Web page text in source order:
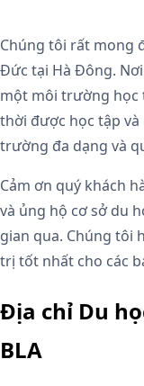
Chúng tôi rất mong
Đức tại Hà Đông.
một môi trường học
thời được học tập
trường đa dạng và
Cảm ơn quý khách
và ủng hộ cơ sở du
gian qua. Chúng tôi
trị tốt nhất cho các
Địa chỉ Du
BLA